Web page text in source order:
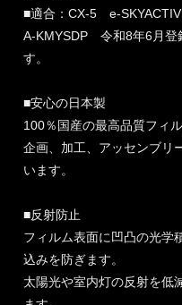
■適合：CX-5 e-
A-KMYSDP 令和8年6月登
す。
■安心の日本製
100％国産の最高品質フィル
企画、加工、アッセンブリ
います。
■反射防止
フィルム表面に凹凸の光学
込みを防ぎます。
太陽光や室内灯の反射を低